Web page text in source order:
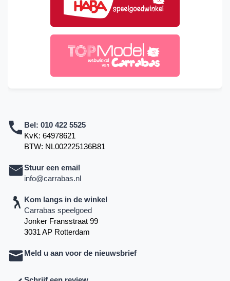
Bel: 010 422 5525
KvK: 64978621
BTW: NL002225136B81
Stuur een email
info@carrabas.nl
Kom langs in de winkel
Carrabas speelgoed
Jonker Fransstraat 99
3031 AP Rotterdam
Meld u aan voor de nieuwsbrief